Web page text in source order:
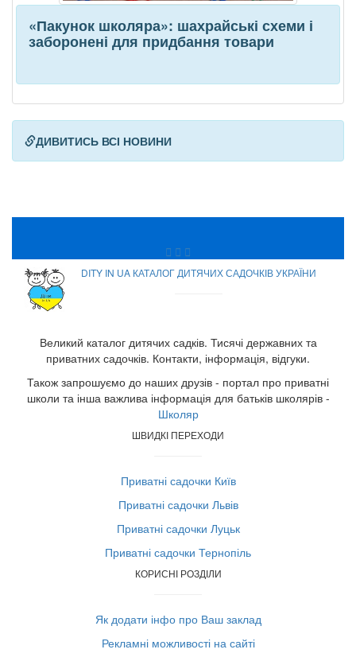
«Пакунок школяра»: шахрайські схеми і
заборонені для придбання товари
ДИВИТИСЬ ВСІ НОВИНИ
DITY IN UA КАТАЛОГ ДИТЯЧИХ САДОЧКІВ УКРАЇНИ
Великий каталог дитячих садків. Тисячі державних та
приватних садочків. Контакти, інформація, відгуки.
Також запрошуємо до наших друзів - портал про приватні
школи та інша важлива інформація для батьків школярів -
Школяр
ШВИДКІ ПЕРЕХОДИ
Приватні садочки Київ
Приватні садочки Львів
Приватні садочки Луцьк
Приватні садочки Тернопіль
КОРИСНІ РОЗДІЛИ
Як додати інфо про Ваш заклад
Рекламні можливості на сайті